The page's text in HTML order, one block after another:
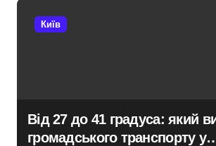
Київ
Від 27 до 41 градуса: який
громадського транспорту у